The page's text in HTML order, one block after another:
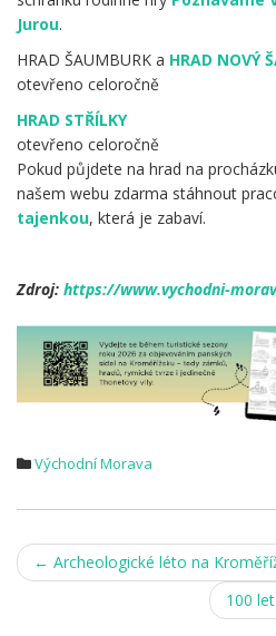
Jurou.
HRAD ŠAUMBURK a HRAD NOVÝ
otevřeno celoročně
HRAD STŘÍLKY
otevřeno celoročně
Pokud půjdete na hrad na
našem webu zdarma stáhnout
tajenkou, která je zabaví.
Zdroj: https://www.vychodni-
Východní Morava
Post
navigation
← Archeologické léto na
100